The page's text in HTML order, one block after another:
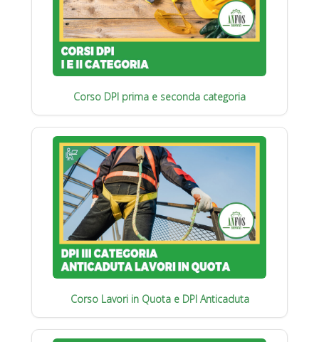
Corso DPI prima e seconda categoria
Corso Lavori in Quota e DPI Anticaduta